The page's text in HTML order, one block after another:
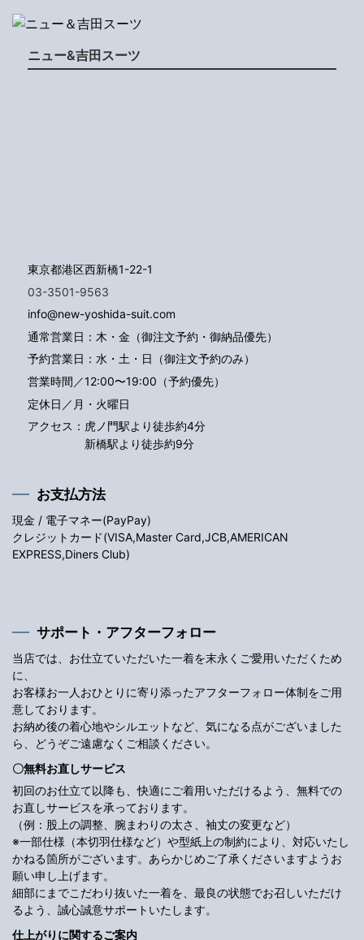
ニュー&吉田スーツ
東京都港区西新橋1-22-1
03-3501-9563
info@new-yoshida-suit.com
通常営業日：木・金（御注文予約・御納品優先）
予約営業日：水・土・日（御注文予約のみ）
営業時間／12:00〜19:00（予約優先）
定休日／月・火曜日
アクセス： 虎ノ門駅より徒歩約4分
新橋駅より徒歩約9分
お支払方法
現金 / 電子マネー(PayPay)
クレジットカード(VISA,Master Card,JCB,AMERICAN
EXPRESS,Diners Club)
サポート・アフターフォロー
当店では、お仕立ていただいた一着を末永くご愛用いただくため
に、
お客様お一人おひとりに寄り添ったアフターフォロー体制をご用
意しております。
お納め後の着心地やシルエットなど、気になる点がございました
ら、どうぞご遠慮なくご相談ください。
〇無料お直しサービス
初回のお仕立て以降も、快適にご着用いただけるよう、無料での
お直しサービスを承っております。
（例：股上の調整、腕まわりの太さ、袖丈の変更など）
※一部仕様（本切羽仕様など）や型紙上の制約により、対応いたし
かねる箇所がございます。あらかじめご了承くださいますようお
願い申し上げます。
細部にまでこだわり抜いた一着を、最良の状態でお召しいただけ
るよう、誠心誠意サポートいたします。
仕上がりに関するご案内